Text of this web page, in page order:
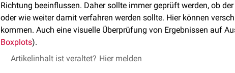
Richtung beeinflussen. Daher sollte immer geprüft werden, ob
oder wie weiter damit verfahren werden sollte. Hier können
kommen. Auch eine visuelle Überprüfung von Ergebnissen auf
Boxplots).
Artikelinhalt ist veraltet? Hier melden